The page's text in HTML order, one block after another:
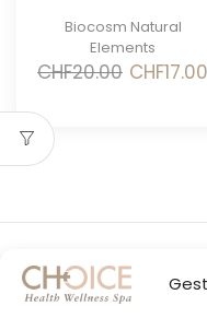
Biocosm Natural
Elements
CHF20.00 IlCHF17.00